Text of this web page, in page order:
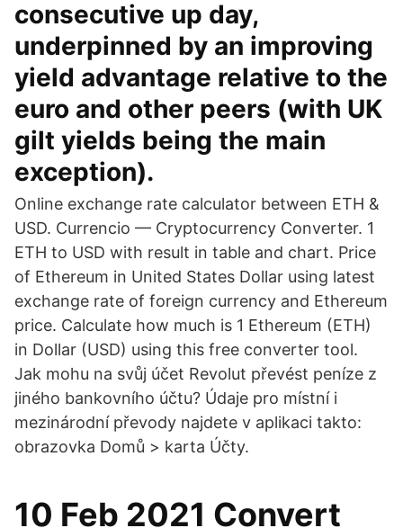
consecutive up day,
underpinned by an improving
yield advantage relative to the
euro and other peers (with UK
gilt yields being the main
exception).
Online exchange rate calculator between ETH &
USD. Currencio — Cryptocurrency Converter. 1
ETH to USD with result in table and chart. Price
of Ethereum in United States Dollar using latest
exchange rate of foreign currency and Ethereum
price. Calculate how much is 1 Ethereum (ETH)
in Dollar (USD) using this free converter tool.
Jak mohu na svůj účet Revolut převést peníze z
jiného bankovního účtu? Údaje pro místní i
mezinárodní převody najdete v aplikaci takto:
obrazovka Domů > karta Účty.
10 Feb 2021 Convert